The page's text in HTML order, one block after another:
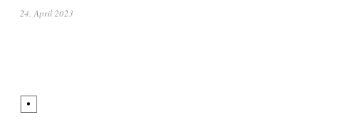
24. April 2023